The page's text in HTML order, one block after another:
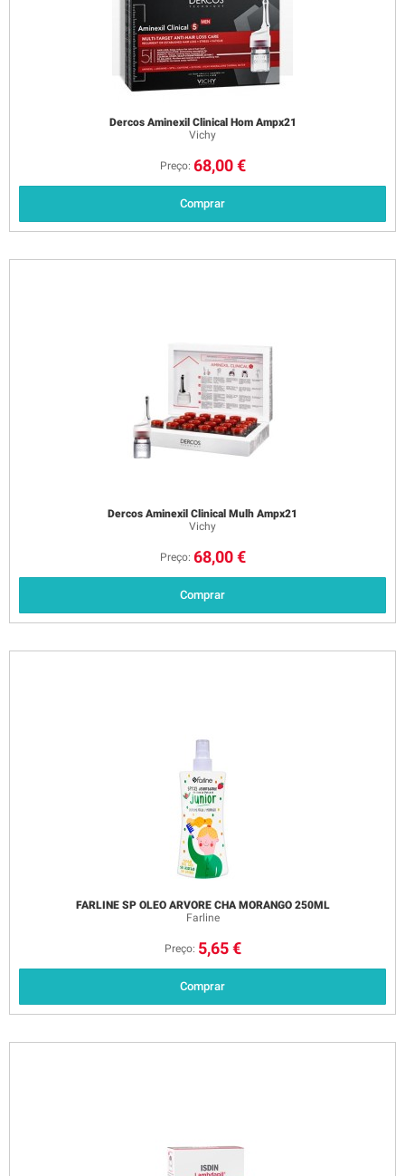
Dercos Aminexil Clinical Hom Ampx21
Vichy
Preço: 68,00 €
Comprar
Dercos Aminexil Clinical Mulh Ampx21
Vichy
Preço: 68,00 €
Comprar
FARLINE SP OLEO ARVORE CHA MORANGO 250ML
Farline
Preço: 5,65 €
Comprar